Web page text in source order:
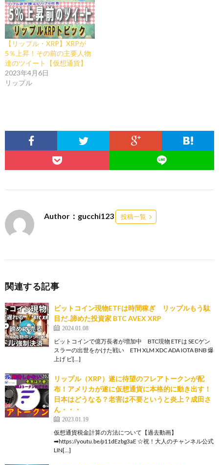
【リップル・XRP】XRPが
5％上昇！その前の主要人物
達のツイート【仮想通貨】
2023年4月6日
リップル
Author：gucchi123 投稿一覧
関連する記事
ビットコイン現物ETFは時間稼ぎ リップルもう駄
目だ..諦めた投資家 BTC AVEX XRP
2024.01.08
ビットコインで億万長者が増加中 BTC現物 ETFは SECゲン
スラーの出世をかけた戦い ETH XLM XDC ADA IOTA BNB 爆
上げ ビ[…]
リップル（XRP）遂に待望のフレアトークンが配
布！アメリカが遂に仮想通貨に本格的に動き出す！
日本はどうなる？老害は不要というと炎上？成田さ
ん・・・
2023.01.19
仮想通貨税金計算の方法について【過去動画】
➡https://youtu.be/p11dEzbg3aE ☆祝！大人のチャンネル公式
LIN[…]